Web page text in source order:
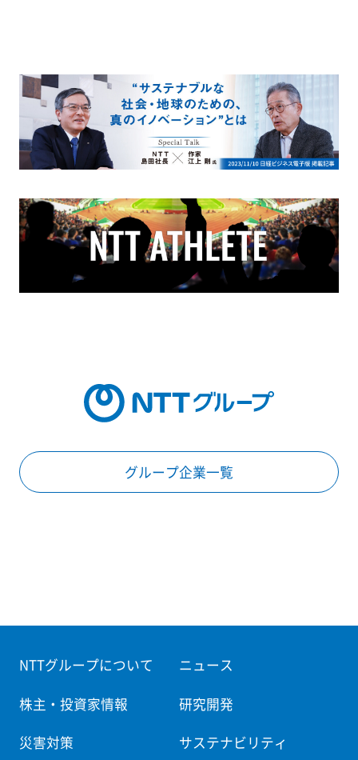
グループ企業一覧
NTTグループについて ニュース
株主・投資家情報 研究開発
災害対策 サステナビリティ